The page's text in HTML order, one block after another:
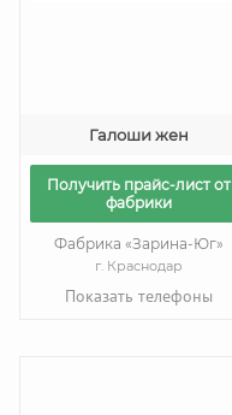
Галоши жен
Получить прайс-лист от
фабрики
Фабрика «Зарина-Юг»
г. Краснодар
Показать телефоны